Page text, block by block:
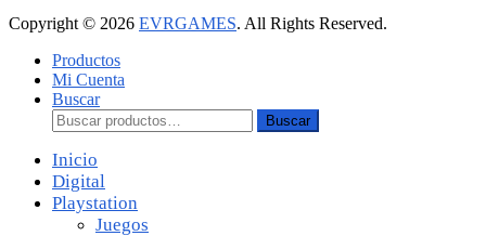
Copyright © 2026 EVRGAMES. All Rights Reserved.
Productos
Mi Cuenta
Buscar
Buscar:
Buscar
Inicio
Digital
Playstation
Juegos